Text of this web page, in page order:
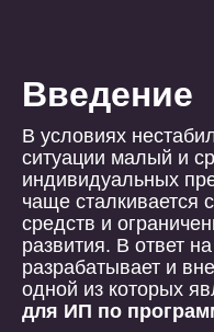
Введение
В условиях
ситуации малый и
индивидуальных
чаще сталкивается
средств и
развития. В ответ
разрабатывает и
одной из которых
для ИП по